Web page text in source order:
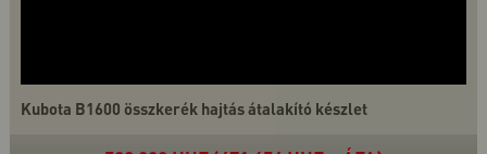
Kubota B1600 összkerék hajtás átalakító készlet